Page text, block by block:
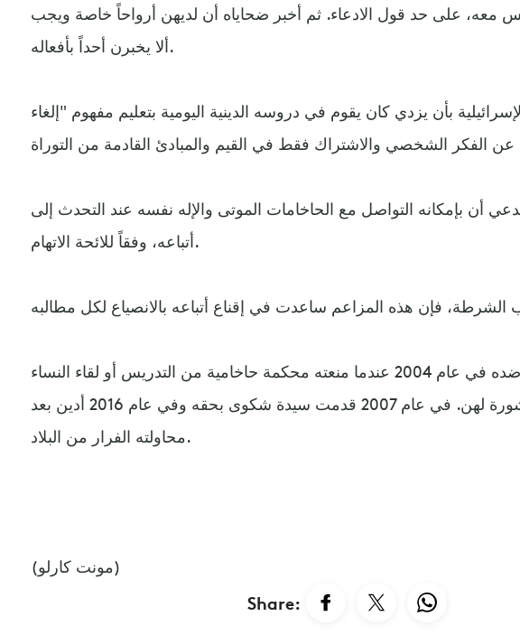
معه، على حد قول الادعاء. ثم أخبر ضحاياه أن لديهن أرواحاً خاصة ويجب
ألا يخبرن أحداً بأفعاله.
بأن يزدي كان يقوم في دروسه الدينية اليومية بتعليم مفهوم "إلغاء
أن بإمكانه التواصل مع الحاخامات الموتى والإله نفسه عند التحدث إلى
أتباعه، وفقاً للائحة الاتهام.
كانت أولى الشكاوى ضده في عام 2004 عندما منعته محكمة حاخامية من التدريس أو لقاء النساء
أو تقديم المشورة لهن. في عام 2007 قدمت سيدة شكوى بحقه وفي عام 2016 أدين بعد
محاولته الفرار من البلاد.
(مونت كارلو)
Share: